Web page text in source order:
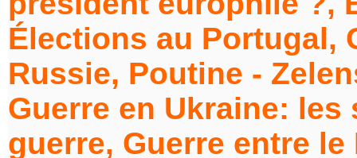
Élections au
Russie, Poutine -
Guerre en Ukraine:
guerre, Guerre entre le